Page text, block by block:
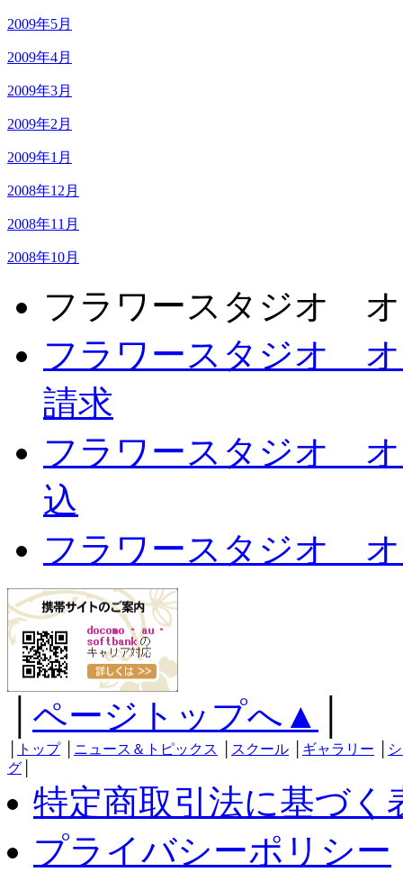
2009年5月
2009年4月
2009年3月
2009年2月
2009年1月
2008年12月
2008年11月
2008年10月
フラワースタジオ
フラワースタジオ オ
請求
フラワースタジオ
込
フラワースタジオ
ページトップへ▲
トップ│ ニュース＆トピックス スクール ギャラリー
グ
特定商取引法に基づく
プライバシーポリシー